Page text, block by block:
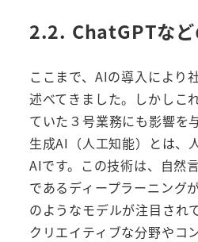
2.2. ChatGPTなど
ここまで、AIの導入により
述べてきました。しかしこ
ていた３号業務にも影響を
生成AI（人工知能）とは、
AIです。この技術は、自然
であるディープラーニン
のようなモデルが注目され
クリエイティブな分野やコ